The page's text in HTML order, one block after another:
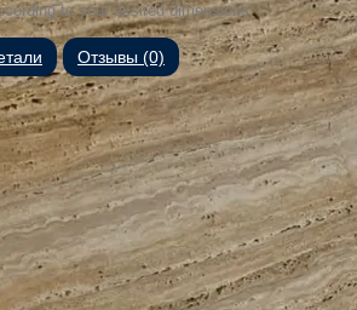
to your desired dimensions.
Отзывы (0)